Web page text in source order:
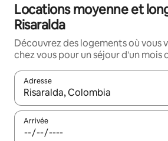
Locations moyenne et
Risaralda
Découvrez des logements où vous
chez vous pour un séjour d'un mois
Adresse
Lorsque les résultats s'affichent,
Arrivée